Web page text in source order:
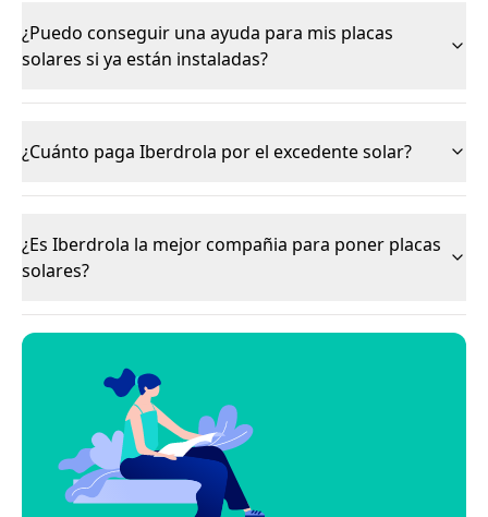
¿Puedo conseguir una ayuda para mis placas
solares si ya están instaladas?
¿Cuánto paga Iberdrola por el excedente solar?
¿Es Iberdrola la mejor compañia para poner placas
solares?